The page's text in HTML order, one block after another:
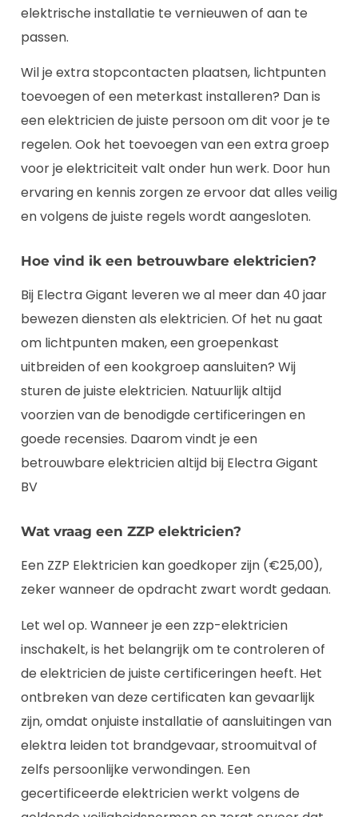
elektrische installatie te vernieuwen of aan te
passen.
Wil je extra stopcontacten plaatsen, lichtpunten
toevoegen of een meterkast installeren? Dan is
een elektricien de juiste persoon om dit voor je te
regelen. Ook het toevoegen van een extra groep
voor je elektriciteit valt onder hun werk. Door hun
ervaring en kennis zorgen ze ervoor dat alles veilig
en volgens de juiste regels wordt aangesloten.
Hoe vind ik een betrouwbare elektricien?
Bij Electra Gigant leveren we al meer dan 40 jaar
bewezen diensten als elektricien. Of het nu gaat
om lichtpunten maken, een groepenkast
uitbreiden of een kookgroep aansluiten? Wij
sturen de juiste elektricien. Natuurlijk altijd
voorzien van de benodigde certificeringen en
goede recensies. Daarom vindt je een
betrouwbare elektricien altijd bij Electra Gigant
BV
Wat vraag een ZZP elektricien?
Een ZZP Elektricien kan goedkoper zijn (€25,00),
zeker wanneer de opdracht zwart wordt gedaan.
Let wel op. Wanneer je een zzp-elektricien
inschakelt, is het belangrijk om te controleren of
de elektricien de juiste certificeringen heeft. Het
ontbreken van deze certificaten kan gevaarlijk
zijn, omdat onjuiste installatie of aansluitingen van
elektra leiden tot brandgevaar, stroomuitval of
zelfs persoonlijke verwondingen. Een
gecertificeerde elektricien werkt volgens de